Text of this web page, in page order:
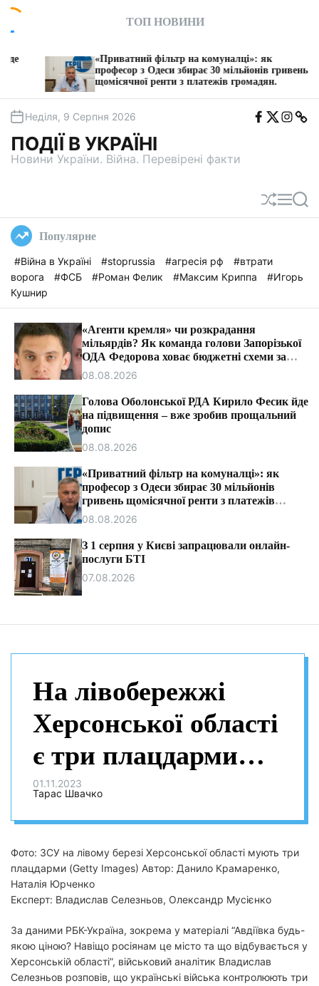
и
ТОП НОВИНИ
«Приватний фільтр на комуналці»: як
професор з Одеси збирає 30 мільйонів гривень
щомісячної ренти з платежів громадян.
Неділя, 9 Серпня 2026
F
T
w
I
n
T
ПОДІЇ В УКРАЇНІ
Новини України. Війна. Перевірені факти
П
е
а
М
е
П
о
Популярне
#Війна в Україні #stoprussia #агресія рф
#втрати
ворога
#ФСБ #Роман Фелик #Максим Криппа
#Игорь
Кушнир
«Агенти кремля» чи розкрадання
мільярдів? Як команда голови Запорізької
ОДА Федорова ховає бюджетні схеми за
ярликами «ІПСО»
08.08.2026
Голова Оболонської РДА Кирило Фесик йде
на підвищення – вже зробив прощальний
допис
08.08.2026
«Приватний фільтр на комуналці»: як
професор з Одеси збирає 30 мільйонів
гривень щомісячної ренти з платежів
громадян.
08.08.2026
З 1 серпня у Києві запрацювали онлайн-
послуги БТІ
07.08.2026
На лівобережжі
Херсонської області
є три плацдарми
для ЗСУ: експерт
назвав їх
01.11.2023
Тарас Швачко
Фото: ЗСУ на лівому березі Херсонської області мують три
плацдарми (Getty Images) Автор: Данило Крамаренко,
Наталія Юрченко
Експерт: Владислав Селезньов, Олександр Мусієнко
За даними РБК-Україна, зокрема у матеріалі “Авдіївка будь-
якою ціною? Навіщо росіянам це місто та що відбувається у
Херсонській області”, військовий аналітик Владислав
Селезньов розповів, що українські війська контролюють три